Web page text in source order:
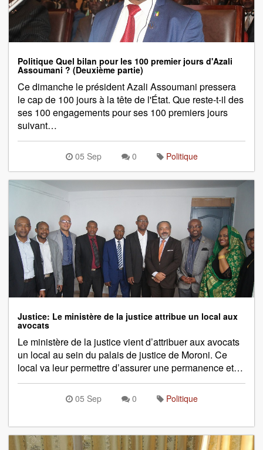
Politique Quel bilan pour les 100 premier jours d'Azali
Assoumani ? (Deuxième partie)
Ce dimanche le président Azali Assoumani pressera
le cap de 100 jours à la tête de l'État. Que reste-t-il des
ses 100 engagements pour ses 100 premiers jours
suivant…
05 Sep 0 Politique
Justice: Le ministère de la justice attribue un local aux
avocats
Le ministère de la justice vient d’attribuer aux avocats
un local au sein du palais de justice de Moroni. Ce
local va leur permettre d’assurer une permanence et…
05 Sep 0 Politique